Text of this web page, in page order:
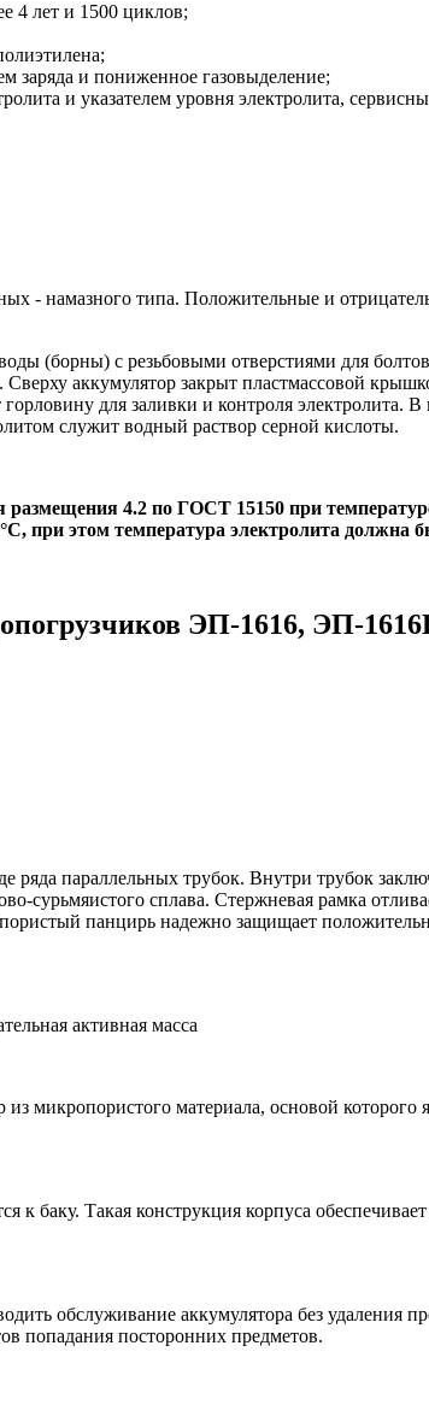
4 лет и 1500 циклов;
заряда и пониженное газовыделение;
и указателем уровня электролита,
- намазного типа. Положительные и
(борны) с резьбовыми отверстиями для
аккумулятор закрыт пластмассовой
для заливки и контроля электролита. В
служит водный раствор серной кислоты.
размещения 4.2 по ГОСТ 15150 при
при этом температура электролита должна
ЭП-1616, ЭП-
параллельных трубок. Внутри трубок
сурьмяистого сплава. Стержневая рамка
панцирь надежно защищает
активная масса
микропористого материала, основой которого
баку. Такая конструкция корпуса
обслуживание аккумулятора без удаления
попадания посторонних предметов.